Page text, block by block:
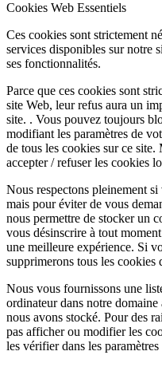
Cookies Web Essentiels
Ces cookies sont strictement
services disponibles sur notre
ses fonctionnalités.
Parce que ces cookies sont
site Web, leur refus aura un
site. . Vous pouvez toujours
modifiant les paramètres de
de tous les cookies sur ce
accepter / refuser les cookies
Nous respectons pleinement
mais pour éviter de vous
nous permettre de stocker un
vous désinscrire à tout
une meilleure expérience. Si
supprimerons tous les cookies
Nous vous fournissons une
ordinateur dans notre
nous avons stocké. Pour des
pas afficher ou modifier les
les vérifier dans les